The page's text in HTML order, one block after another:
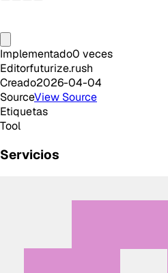
Implementado0 veces
Editorfuturize.rush
Creado2026-04-04
SourceView Source
Etiquetas
Tool
Servicios